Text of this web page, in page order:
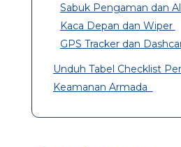
Sabuk Pengaman dan
Kaca Depan dan Wiper
GPS Tracker dan
Unduh Tabel Checklist
Keamanan Armada